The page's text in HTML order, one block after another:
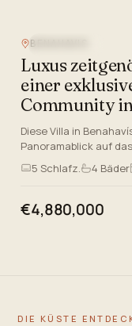
BENAHAVIS
Luxus
einer
Community
Diese Villa in
Panoramablick auf
und ein geräumiges
in einer ruhigen Woh…
5 Schlafz. 4 Bäder
€4,880,000
DIE KÜSTE